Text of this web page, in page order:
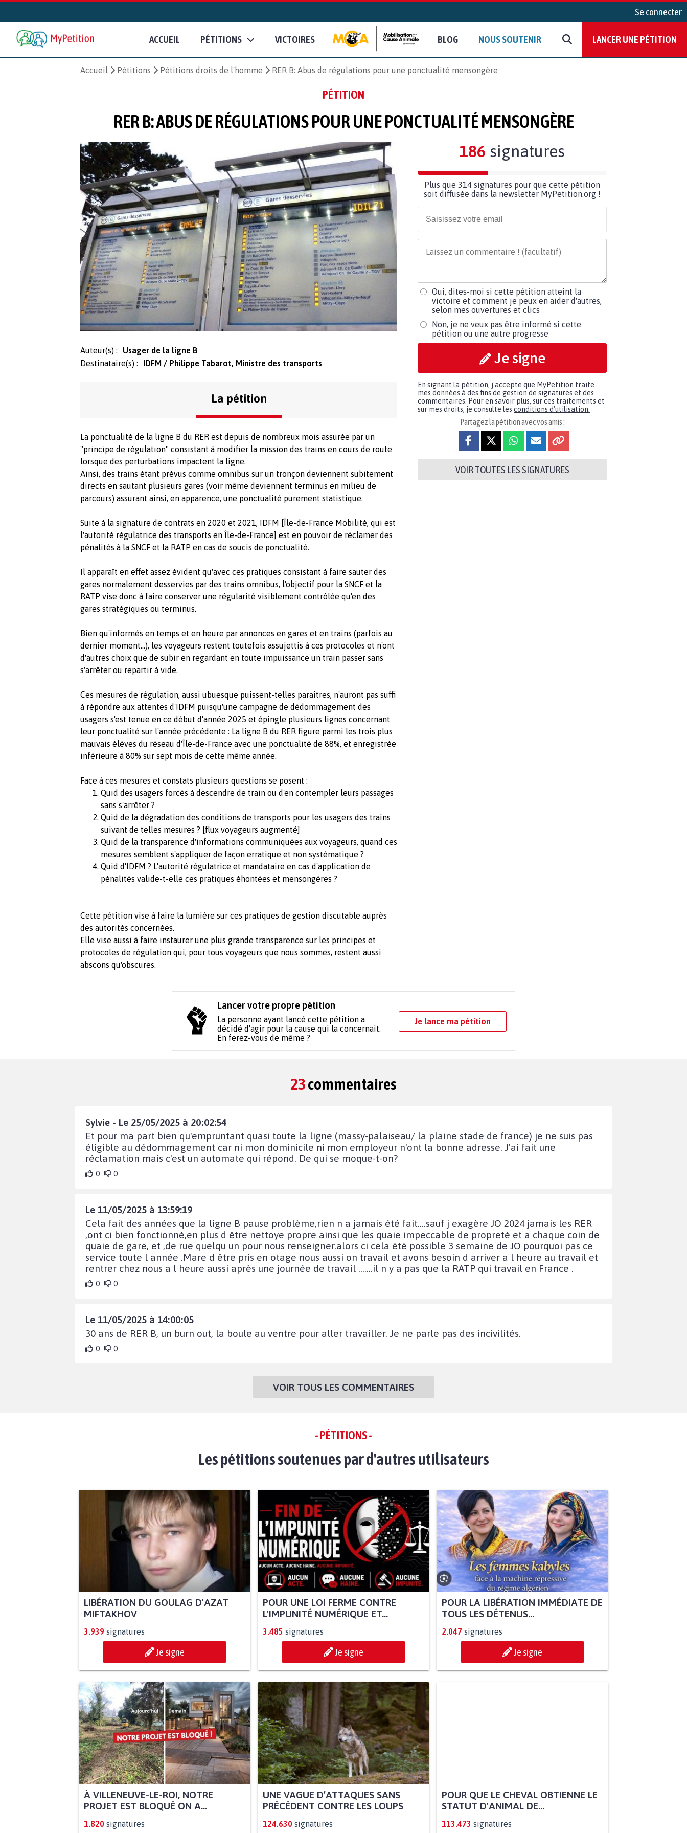
Se connecter
ACCUEIL PÉTITIONS VICTOIRES BLOG NOUS SOUTENIR LANCER UNE PÉTITION
Accueil Pétitions Pétitions droits de l'homme RER B: Abus de régulations pour une ponctualité mensongère
PÉTITION
RER B: ABUS DE RÉGULATIONS POUR UNE PONCTUALITÉ MENSONGÈRE
Auteur(s) :
Usager de la ligne B
Destinataire(s) :
IDFM / Philippe Tabarot, Ministre des transports
La pétition
La ponctualité de la ligne B du RER est depuis de nombreux mois assurée par un
"principe de régulation" consistant à modifier la mission des trains en cours de route
lorsque des perturbations impactent la ligne.
Ainsi, des trains étant prévus comme omnibus sur un tronçon deviennent subitement
directs en sautant plusieurs gares (voir même deviennent terminus en milieu de
parcours) assurant ainsi, en apparence, une ponctualité purement statistique.
Suite à la signature de contrats en 2020 et 2021, IDFM [Île-de-France Mobilité, qui est
l'autorité régulatrice des transports en Île-de-France] est en pouvoir de réclamer des
pénalités à la SNCF et la RATP en cas de soucis de ponctualité.
Il apparaît en effet assez évident qu'avec ces pratiques consistant à faire sauter des
gares normalement desservies par des trains omnibus, l'objectif pour la SNCF et la
RATP vise donc à faire conserver une régularité visiblement contrôlée qu'en des
gares stratégiques ou terminus.
Bien qu'informés en temps et en heure par annonces en gares et en trains (parfois au
dernier moment...), les voyageurs restent toutefois assujettis à ces protocoles et n'ont
d'autres choix que de subir en regardant en toute impuissance un train passer sans
s'arrêter ou repartir à vide.
Ces mesures de régulation, aussi ubuesque puissent-telles paraîtres, n'auront pas suffi
à répondre aux attentes d'IDFM puisqu'une campagne de dédommagement des
usagers s'est tenue en ce début d'année 2025 et épingle plusieurs lignes concernant
leur ponctualité sur l'année précédente : La ligne B du RER figure parmi les trois plus
mauvais élèves du réseau d'Île-de-France avec une ponctualité de 88%, et enregistrée
inférieure à 80% sur sept mois de cette même année.
Face à ces mesures et constats plusieurs questions se posent :
Quid des usagers forcés à descendre de train ou d'en contempler leurs passages
sans s'arrêter ?
Quid de la dégradation des conditions de transports pour les usagers des trains
suivant de telles mesures ? [flux voyageurs augmenté]
Quid de la transparence d'informations communiquées aux voyageurs, quand ces
mesures semblent s'appliquer de façon erratique et non systématique ?
Quid d'IDFM ? L'autorité régulatrice et mandataire en cas d'application de
pénalités valide-t-elle ces pratiques éhontées et mensongères ?
Cette pétition vise à faire la lumière sur ces pratiques de gestion discutable auprès
des autorités concernées.
Elle vise aussi à faire instaurer une plus grande transparence sur les principes et
protocoles de régulation qui, pour tous voyageurs que nous sommes, restent aussi
abscons qu'obscures.
186 signatures
Plus que 314 signatures pour que cette pétition
soit diffusée dans la newsletter MyPetition.org !
Oui, dites-moi si cette pétition atteint la
victoire et comment je peux en aider d'autres,
selon mes ouvertures et clics
Non, je ne veux pas être informé si cette
pétition ou une autre progresse
Je signe
En signant la pétition, j'accepte que MyPetition traite
mes données à des fins de gestion de signatures et des
commentaires. Pour en savoir plus, sur ces traitements et
sur mes droits, je consulte les conditions d'utilisation.
Partagez la pétition avec vos amis :
VOIR TOUTES LES SIGNATURES
Lancer votre propre pétition
La personne ayant lancé cette pétition a
décidé d'agir pour la cause qui la concernait.
En ferez-vous de même ?
Je lance ma pétition
23commentaires
Sylvie - Le 25/05/2025 à 20:02:54
Et pour ma part bien qu'empruntant quasi toute la ligne (massy-palaiseau/ la plaine stade de france) je ne suis pas
éligible au dédommagement car ni mon dominicile ni mon employeur n'ont la bonne adresse. J'ai fait une
réclamation mais c'est un automate qui répond. De qui se moque-t-on?
0 0
Le 11/05/2025 à 13:59:19
Cela fait des années que la ligne B pause problème,rien n a jamais été fait....sauf j exagère JO 2024 jamais les RER
,ont ci bien fonctionné,en plus d être nettoye propre ainsi que les quaie impeccable de propreté et a chaque coin de
quaie de gare, et ,de rue quelqu un pour nous renseigner.alors ci cela été possible 3 semaine de JO pourquoi pas ce
service toute l année .Mare d être pris en otage nous aussi on travail et avons besoin d arriver a l heure au travail et
rentrer chez nous a l heure aussi après une journée de travail .......il n y a pas que la RATP qui travail en France .
0 0
Le 11/05/2025 à 14:00:05
30 ans de RER B, un burn out, la boule au ventre pour aller travailler. Je ne parle pas des incivilités.
0 0
VOIR TOUS LES COMMENTAIRES
- PÉTITIONS -
Les pétitions soutenues par d'autres utilisateurs
LIBÉRATION DU GOULAG D'AZAT
MIFTAKHOV
3.939 signatures
Je signe
POUR UNE LOI FERME CONTRE
L'IMPUNITÉ NUMÉRIQUE ET...
3.485 signatures
Je signe
POUR LA LIBÉRATION IMMÉDIATE DE
TOUS LES DÉTENUS...
2.047 signatures
Je signe
À VILLENEUVE-LE-ROI, NOTRE
PROJET EST BLOQUÉ ON A...
1.820 signatures
UNE VAGUE D’ATTAQUES SANS
PRÉCÉDENT CONTRE LES LOUPS
124.630 signatures
POUR QUE LE CHEVAL OBTIENNE LE
STATUT D'ANIMAL DE...
113.473 signatures